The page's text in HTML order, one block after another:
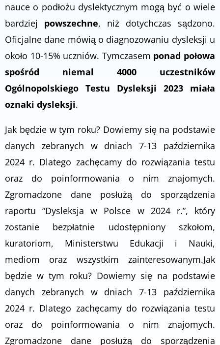
nauce o podłożu dyslektycznym mogą być o wiele
bardziej powszechne, niż dotychczas sądzono.
Oficjalne dane mówią o diagnozowaniu dysleksji u
około 10-15% uczniów. Tymczasem ponad połowa
spośród niemal 4000 uczestników
Ogólnopolskiego Testu Dysleksji 2023 miała
oznaki dysleksji.
Jak będzie w tym roku? Dowiemy się na podstawie
danych zebranych w dniach 7-13 października
2024 r. Dlatego zachęcamy do rozwiązania testu
oraz do poinformowania o nim znajomych.
Zgromadzone dane posłużą do sporządzenia
raportu “Dysleksja w Polsce w 2024 r.”, który
zostanie bezpłatnie udostępniony szkołom,
kuratoriom, Ministerstwu Edukacji i Nauki,
mediom oraz wszystkim zainteresowanym.Jak
będzie w tym roku? Dowiemy się na podstawie
danych zebranych w dniach 7-13 października
2024 r. Dlatego zachęcamy do rozwiązania testu
oraz do poinformowania o nim znajomych.
Zgromadzone dane posłużą do sporządzenia